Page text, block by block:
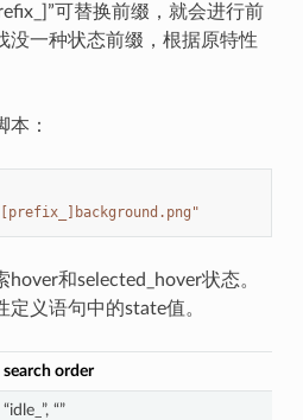
可替换前缀，就会进行前
没一种状态前缀，根据原特性
本：
和selected_hover状态。
义语句中的state值。
search order
“idle_”, “”